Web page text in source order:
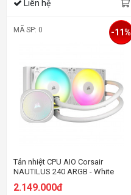
Liên hệ
MÃ SP: 0
Tản nhiệt CPU AIO Corsair
NAUTILUS 240 ARGB - White
2.149.000đ
-11%